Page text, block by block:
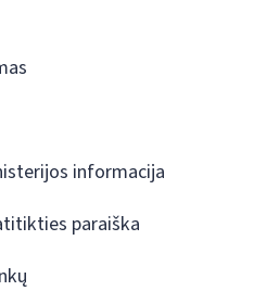
informacija
paraiška